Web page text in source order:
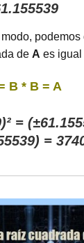
podemos
de A es igual
B * B = A
=
=